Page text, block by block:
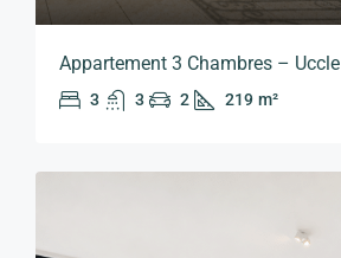
Appartement 3 Chambres – Uccle
3 3 2 219 m²